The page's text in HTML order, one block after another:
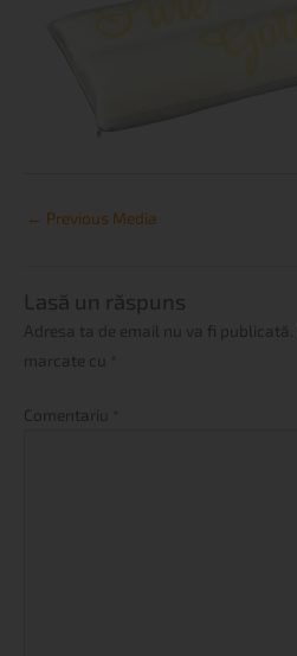
← Previous Media
Lasă un răspuns
Adresa ta de email nu va fi publicată.
marcate cu
Comentariu